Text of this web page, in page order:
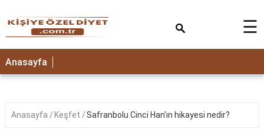
ANASAYFA
☰
Anasayfa
Anasayfa Keşfet Safranbolu Cinci Han'ın hikayesi nedir?